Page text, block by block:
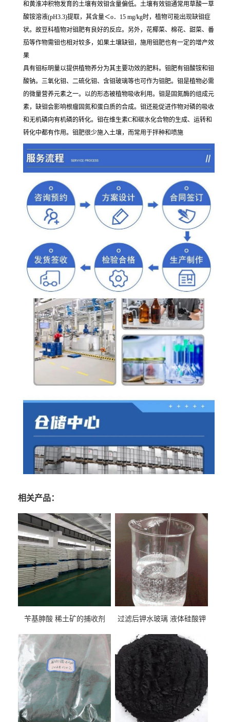
和黄淮冲积物发育的土壤有效钼含量偏低。土壤有效钼通常用草酸一草
酸铵溶液(pH3.3)提取，其含量＜o．15 mg/kg时，植物可能出现缺钼症
状。故豆科植物对钼肥有良好的反应。另外，花椰菜、棉花、甜菜、番
茄等作物需钼也相对较多，如果土壤缺钼，施用钼肥也有一定的增产效
果
具有钼标明量以提供植物养分为其主要功效的肥料。钼肥有钼酸铵和钼
酸钠。三氧化钼、二硫化钼、含钼玻璃等也可作为钼肥。钼是植物必需
的微量营养元素之一。以的形态被植物吸收利用。钼是固氮酶的组成元
素，缺钼会影响根瘤固氮和蛋白质的合成。钼还能促进作物对磷的吸收
和无机磷向有机磷的转化。钼在维生素C和碳水化合物的生成、运转和
转化中都有作用。钼肥很少施入土壤，而常用于拌种和喷施
相关产品：
苄基胂酸 稀土矿的捕收剂 过滤后钾水玻璃 液体硅酸钾